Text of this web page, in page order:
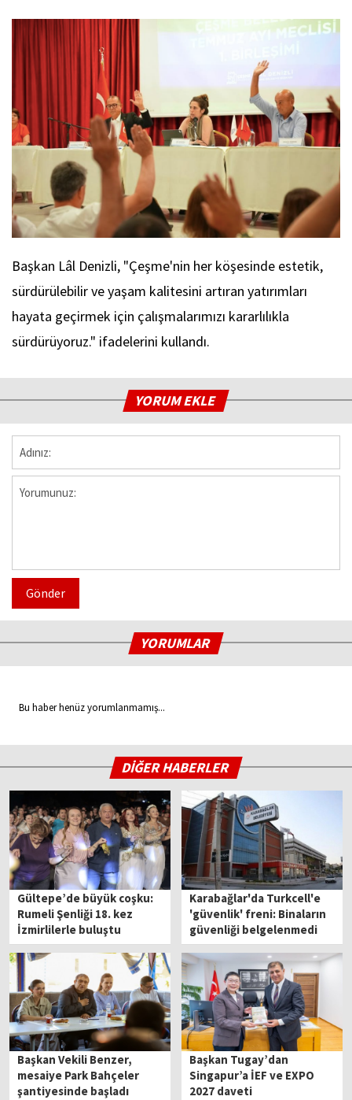
Başkan Lâl Denizli, "Çeşme'nin her köşesinde estetik,
sürdürülebilir ve yaşam kalitesini artıran yatırımları
hayata geçirmek için çalışmalarımızı kararlılıkla
sürdürüyoruz." ifadelerini kullandı.
YORUM EKLE
Gönder
YORUMLAR
Bu haber henüz yorumlanmamış...
DİĞER HABERLER
Gültepe’de büyük coşku:
Rumeli Şenliği 18. kez
İzmirlilerle buluştu
Karabağlar'da Turkcell'e
'güvenlik' freni: Binaların
güvenliği belgelenmedi
Başkan Vekili Benzer,
mesaiye Park Bahçeler
şantiyesinde başladı
Başkan Tugay’dan
Singapur’a İEF ve EXPO
2027 daveti